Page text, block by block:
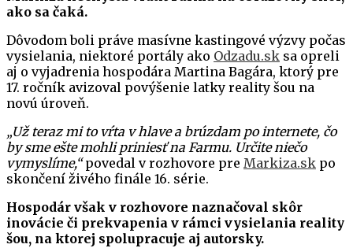
ako sa čaká.
Dôvodom boli práve masívne kastingové výzvy počas
vysielania, niektoré portály ako Odzadu.sk sa opreli
aj o vyjadrenia hospodára Martina Bagára, ktorý pre
17. ročník avizoval povýšenie latky reality šou na
novú úroveň.
„Už teraz mi to vŕta v hlave a brúzdam po internete, čo
by sme ešte mohli priniesť na Farmu. Určite niečo
vymyslíme,“povedal v rozhovore pre Markiza.sk po
skončení živého finále 16. série.
Hospodár však v rozhovore naznačoval skôr
inovácie či prekvapenia v rámci vysielania reality
šou, na ktorej spolupracuje aj autorsky.